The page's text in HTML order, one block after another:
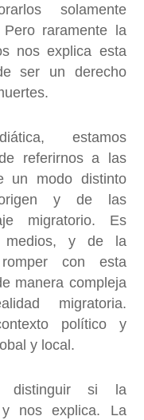
solamente
raramente la
nos explica esta
ser un derecho
estamos
referirnos a las
un modo distinto
y de las
migratorio. Es
medios, y de la
con esta
manera compleja
migratoria.
político y
y local.
distinguir si la
y nos explica. La